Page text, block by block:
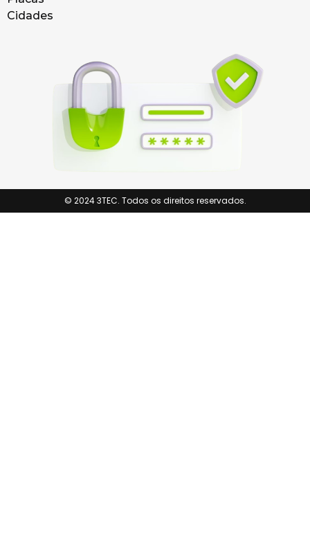
Cidades
© 2024 3TEC. Todos os direitos reservados.